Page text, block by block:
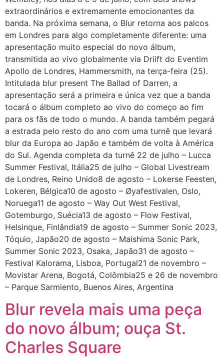
extraordinários e extremamente emocionantes da
banda. Na próxima semana, o Blur retorna aos palcos
em Londres para algo completamente diferente: uma
apresentação muito especial do novo álbum,
transmitida ao vivo globalmente via Driift do Eventim
Apollo de Londres, Hammersmith, na terça-feira (25).
Intitulada blur present The Ballad of Darren, a
apresentação será a primeira e única vez que a banda
tocará o álbum completo ao vivo do começo ao fim
para os fãs de todo o mundo. A banda também pegará
a estrada pelo resto do ano com uma turnê que levará
blur da Europa ao Japão e também de volta à América
do Sul. Agenda completa da turnê 22 de julho – Lucca
Summer Festival, Itália25 de julho – Global Livestream
de Londres, Reino Unido8 de agosto – Lokerse Feesten,
Lokeren, Bélgica10 de agosto – Øyafestivalen, Oslo,
Noruega11 de agosto – Way Out West Festival,
Gotemburgo, Suécia13 de agosto – Flow Festival,
Helsinque, Finlândia19 de agosto – Summer Sonic 2023,
Tóquio, Japão20 de agosto – Maishima Sonic Park,
Summer Sonic 2023, Osaka, Japão31 de agosto –
Festival Kalorama, Lisboa, Portugal21 de novembro –
Movistar Arena, Bogotá, Colômbia25 e 26 de novembro
– Parque Sarmiento, Buenos Aires, Argentina
Blur revela mais uma peça
do novo álbum; ouça St.
Charles Square